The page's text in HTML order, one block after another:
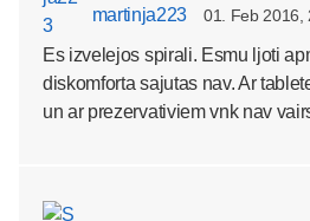
martinja223 01. Feb 2016,
Es izvelejos spirali. Esmu ljoti
diskomforta sajutas nav. Ar
un ar prezervativiem vnk nav